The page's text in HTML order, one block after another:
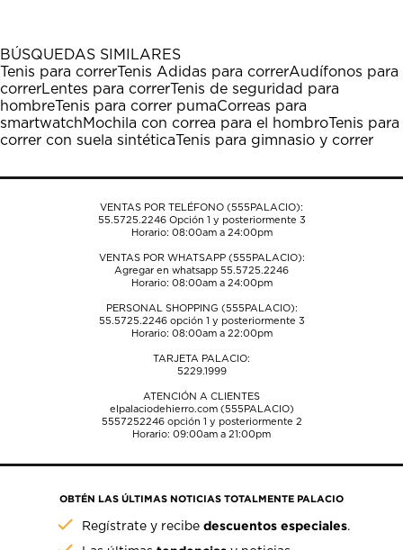
1
estrella
Esta
acción
abrirá
el
formulario
envío.
estrellas.
Esta
acción
abrirá
el
formulario
envío.
estrellas.
Esta
acción
abrirá
el
formulario
envío.
estrellas.
Esta
acción
abrirá
el
formulario
envío.
estrellas.
Esta
acción
abrirá
el
formulario
envío.
BÚSQUEDAS SIMILARES
Tenis para correrTenis Adidas para correrAudífonos para
correrLentes para correrTenis de seguridad para
hombreTenis para correr pumaCorreas para
smartwatchMochila con correa para el hombroTenis para
correr con suela sintéticaTenis para gimnasio y correr
VENTAS POR TELÉFONO (555PALACIO):
55.5725.2246Opción 1 y posteriormente 3
Horario: 08:00am a 24:00pm
VENTAS POR WHATSAPP (555PALACIO):
Agregar en whatsapp 55.5725.2246
Horario: 08:00am a 24:00pm
PERSONAL SHOPPING (555PALACIO):
55.5725.2246opción 1 y posteriormente 3
Horario: 08:00am a 22:00pm
TARJETA PALACIO:
5229.1999
ATENCIÓN A CLIENTES
elpalaciodehierro.com (555PALACIO)
5557252246opción 1 y posteriormente 2
Horario: 09:00am a 21:00pm
OBTÉN LAS ÚLTIMAS NOTICIAS TOTALMENTE PALACIO
Regístrate y recibedescuentos especiales.